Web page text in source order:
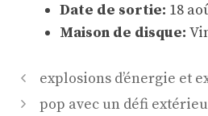
Date de sortie: 18
Maison de disque:
Navigation
des
explosions d’énergie et
pop avec un défi